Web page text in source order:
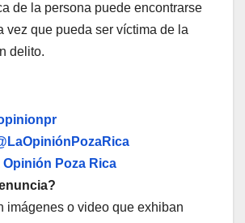
de la persona puede encontrarse
vez que pueda ser víctima de la
delito.
Opinión Poza Rica
imágenes o video que exhiban